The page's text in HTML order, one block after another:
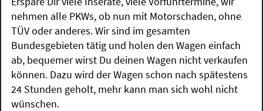
nehmen alle PKWs, ob nun mit Motorschaden, ohne
TÜV oder anderes. Wir sind im gesamten
Bundesgebieten tätig und holen den Wagen einfach
ab, bequemer wirst Du deinen Wagen nicht verkaufen
können. Dazu wird der Wagen schon nach spätestens
24 Stunden geholt, mehr kann man sich wohl nicht
wünschen.